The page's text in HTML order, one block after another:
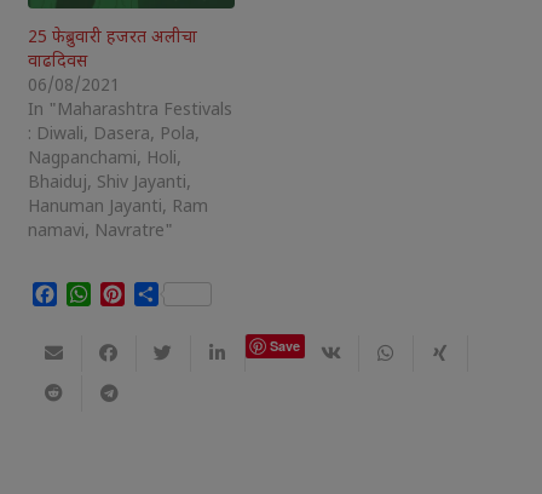
25 फेब्रुवारी हजरत अलीचा
वाढदिवस
06/08/2021
In "Maharashtra Festivals
: Diwali, Dasera, Pola,
Nagpanchami, Holi,
Bhaiduj, Shiv Jayanti,
Hanuman Jayanti, Ram
namavi, Navratre"
Facebook
WhatsApp
Pinterest
Share
Save